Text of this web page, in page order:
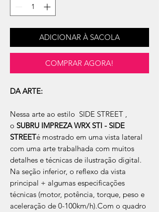
ADICIONAR À SACOLA
COMPRAR AGORA!
DA ARTE:
Nessa arte ao estilo SIDE STREET ,
o SUBRU IMPREZA WRX STI - SIDE
STREETé mostrado em uma vista lateral
com uma arte trabalhada com muitos
detalhes e técnicas de ilustração digital.
Na seção inferior, o reflexo da vista
principal + algumas especificações
técnicas (motor, potência, torque, peso e
aceleração de 0-100km/h).Com o quadro